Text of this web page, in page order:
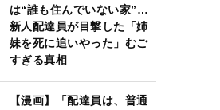
は“誰も住んでいない家”…
新人配達員が目撃した「姉
妹を死に追いやった」むご
すぎる真相
【漫画】「配達員は、普通